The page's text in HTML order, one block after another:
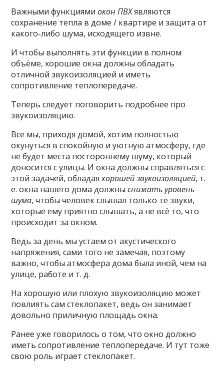
Важными функциямиокон ПВХявляются
сохранение тепла в доме / квартире и защита от
какого-либо шума, исходящего извне.
И чтобы выполнять эти функции в полном
объёме, хорошие окна должны обладать
отличной звукоизоляцией и иметь
сопротивление теплопередаче.
Теперь следует поговорить подробнее про
звукоизоляцию.
Все мы, приходя домой, хотим полностью
окунуться в спокойную и уютную атмосферу, где
не будет места постороннему шуму, который
доносится с улицы. И окна должны справляться с
этой задачей, обладаяхорошей звукоизоляцией, т.
е. окна нашего дома должныснижать уровень
шума, чтобы человек слышал только те звуки,
которые ему приятно слышать, а не всё то, что
происходит за окном.
Ведь за день мы устаем от акустического
напряжения, сами того не замечая, поэтому
важно, чтобы атмосфера дома была иной, чем на
улице, работе и т. д.
На хорошую или плохую звукоизоляцию может
повлиять сам стеклопакет, ведь он занимает
довольно приличную площадь окна.
Ранее уже говорилось о том, что окно должно
иметь сопротивление теплопередаче. И тут тоже
свою роль играет стеклопакет.